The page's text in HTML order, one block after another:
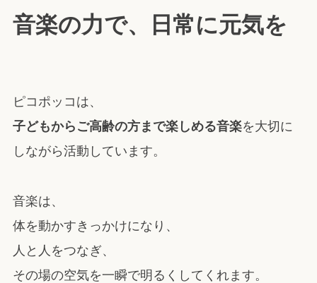
音楽の力で、日常に元気を
ピコポッコは、
子どもからご高齢の方まで楽しめる音楽を大切に
しながら活動しています。
音楽は、
体を動かすきっかけになり、
人と人をつなぎ、
その場の空気を一瞬で明るくしてくれます。